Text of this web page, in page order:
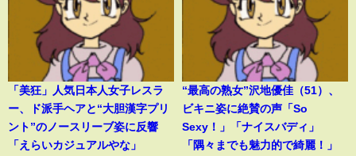
「美狂」人気日本人女子レスラ
ー、ド派手ヘアと“大胆漢字プリ
ント”のノースリーブ姿に反響
「えらいカジュアルやな」
“最高の熟女”沢地優佳（51）、
ビキニ姿に絶賛の声「So
Sexy！」「ナイスバディ」
「隅々までも魅力的で綺麗！」